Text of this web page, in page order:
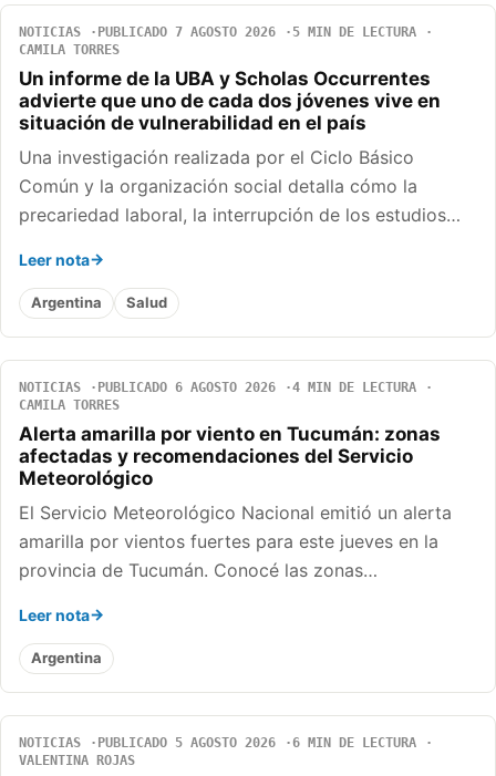
NOTICIAS PUBLICADO 7 AGOSTO 2026
5 MIN DE LECTURA
CAMILA TORRES
Un informe de la UBA y Scholas Occurrentes
advierte que uno de cada dos jóvenes vive en
situación de vulnerabilidad en el país
Una investigación realizada por el Ciclo Básico
Común y la organización social detalla cómo la
precariedad laboral, la interrupción de los estudios…
Leer nota
Argentina Salud
NOTICIAS PUBLICADO 6 AGOSTO 2026
4 MIN DE LECTURA
CAMILA TORRES
Alerta amarilla por viento en Tucumán: zonas
afectadas y recomendaciones del Servicio
Meteorológico
El Servicio Meteorológico Nacional emitió un alerta
amarilla por vientos fuertes para este jueves en la
provincia de Tucumán. Conocé las zonas…
Leer nota
Argentina
NOTICIAS PUBLICADO 5 AGOSTO 2026
6 MIN DE LECTURA
VALENTINA ROJAS